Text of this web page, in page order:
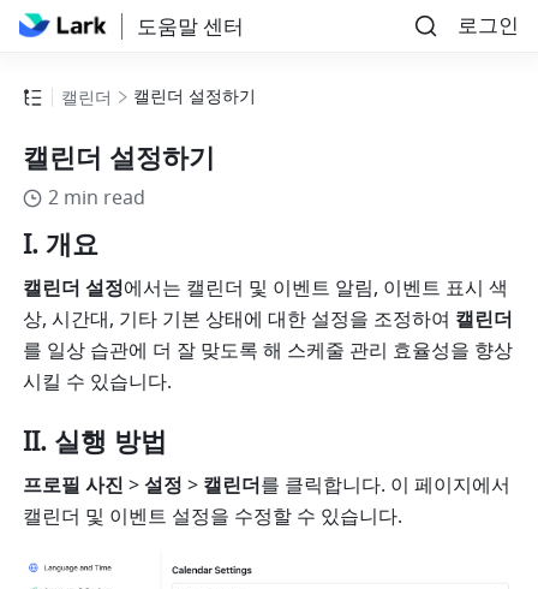
도움말 센터 로그인
캘린더 캘린더 설정하기
캘린더 설정하기
2 min read
I. 개요
캘린더 설정에서는 캘린더 및 이벤트 알림, 이벤트 표시 색
상, 시간대, 기타 기본 상태에 대한 설정을 조정하여 캘린더
를 일상 습관에 더 잘 맞도록 해 스케줄 관리 효율성을 향상
시킬 수 있습니다.
II. 실행 방법
프로필 사진 > 설정 > 캘린더를 클릭합니다. 이 페이지에서
캘린더 및 이벤트 설정을 수정할 수 있습니다.